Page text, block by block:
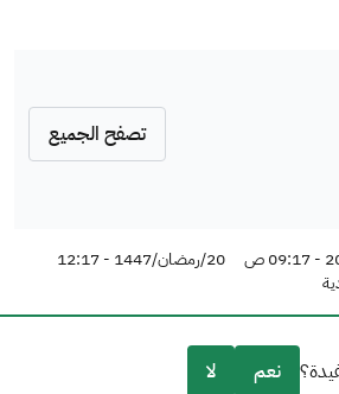
تصفح الجميع
ص
20/رمضان/1447 - 12:17
نعم لا